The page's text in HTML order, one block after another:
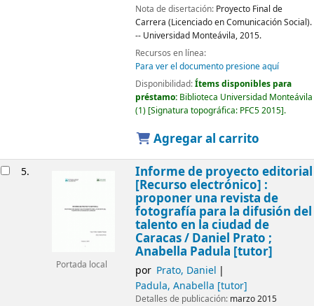
Nota de disertación: Proyecto Final de
Carrera (Licenciado en Comunicación Social).
-- Universidad Monteávila, 2015.
Recursos en línea:
Para ver el documento presione aquí
Disponibilidad:Ítems disponibles para
préstamo: Biblioteca Universidad Monteávila
(1) Signatura topográfica: PFC5 2015 .
Agregar al carrito
5.
Portada local
Informe de proyecto editorial
[Recurso electrónico] :
proponer una revista de
fotografía para la difusión del
talento en la ciudad de
Caracas / Daniel Prato ;
Anabella Padula [tutor]
por Prato, Daniel
Padula, Anabella [tutor]
Detalles de publicación: marzo 2015